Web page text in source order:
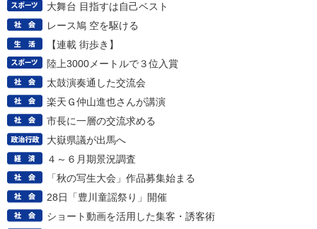
大舞台 目指すは自己ベスト
レース鳩 空を駆ける
【連載 街歩き】
陸上3000メートルで３位入賞
太鼓演奏通した交流会
楽天Ｇ仲山進也さんが講演
市長に一層の交流求める
大嶽県議が出馬へ
４～６月期景況調査
「秋の写生大会」作品募集始まる
28日「豊川童謡祭り」開催
ショート動画を活用した集客・誘客術